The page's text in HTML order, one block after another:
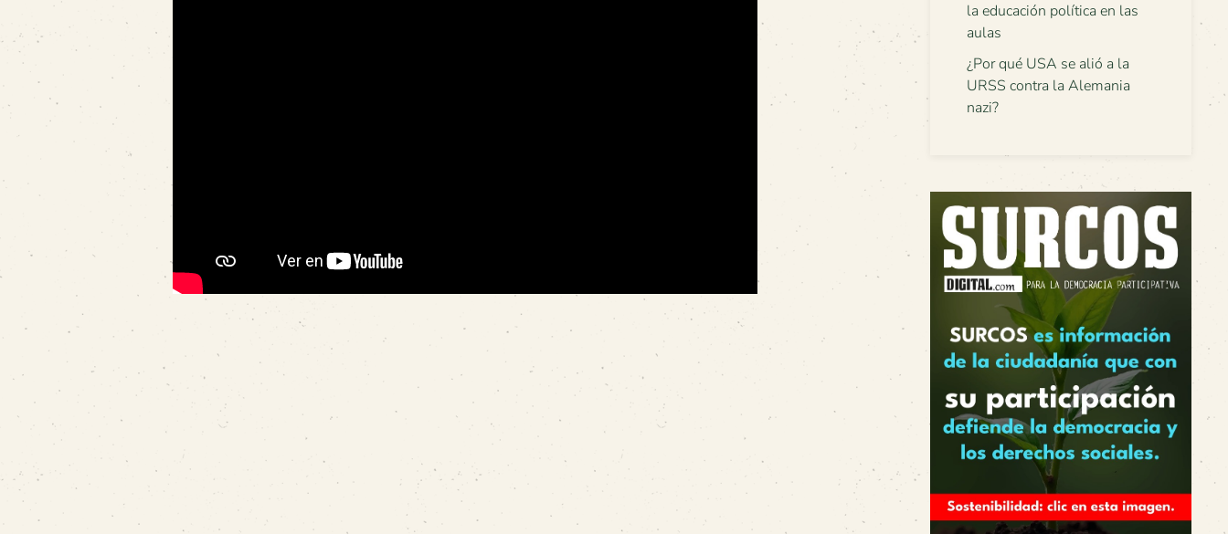
la educación política en las
aulas
¿Por qué USA se alió a la
URSS contra la Alemania
nazi?